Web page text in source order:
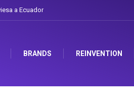
a Ecuador
BRANDS REINVENTION